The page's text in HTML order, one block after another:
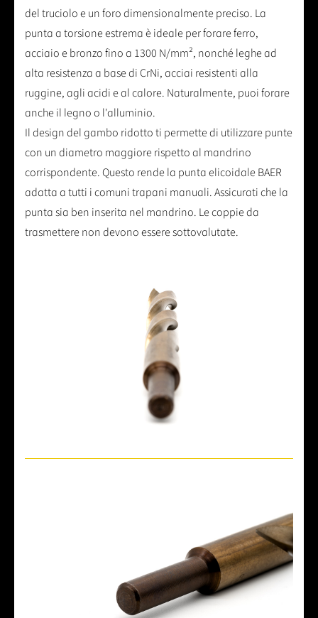
del truciolo e un foro dimensionalmente preciso. La
punta a torsione estrema è ideale per forare ferro,
acciaio e bronzo fino a 1300 N/mm², nonché leghe ad
alta resistenza a base di CrNi, acciai resistenti alla
ruggine, agli acidi e al calore. Naturalmente, puoi forare
anche il legno o l'alluminio.
Il design del gambo ridotto ti permette di utilizzare punte
con un diametro maggiore rispetto al mandrino
corrispondente. Questo rende la punta elicoidale BAER
adatta a tutti i comuni trapani manuali. Assicurati che la
punta sia ben inserita nel mandrino. Le coppie da
trasmettere non devono essere sottovalutate.